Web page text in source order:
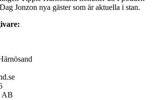
Jonzon nya gäster som är aktuella i stan.
AB